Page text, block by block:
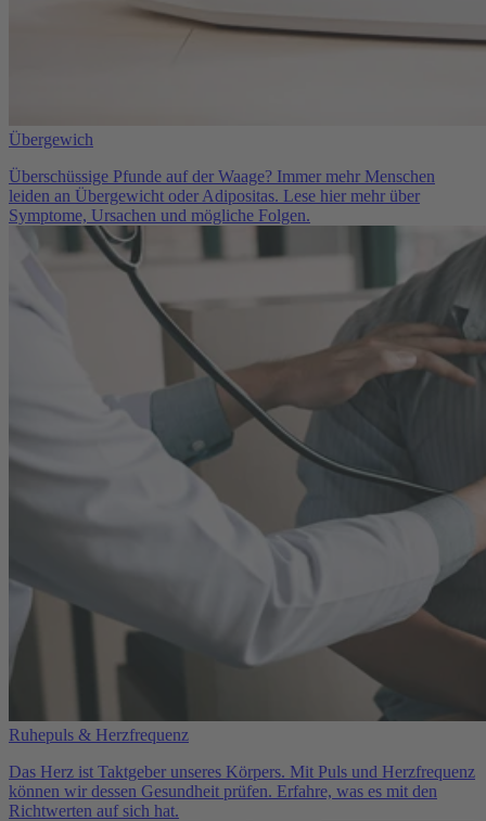
Übergewich
Überschüssige Pfunde auf der Waage? Immer mehr Menschen
leiden an Übergewicht oder Adipositas. Lese hier mehr über
Symptome, Ursachen und mögliche Folgen.
Ruhepuls & Herzfrequenz
Das Herz ist Taktgeber unseres Körpers. Mit Puls und Herzfrequenz
können wir dessen Gesundheit prüfen. Erfahre, was es mit den
Richtwerten auf sich hat.